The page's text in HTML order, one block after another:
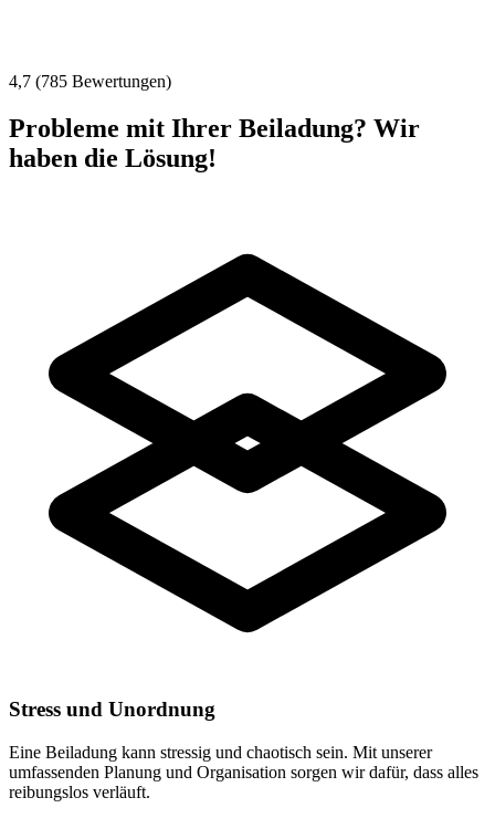
4,7 (785 Bewertungen)
Probleme mit Ihrer Beiladung? Wir
haben die Lösung!
Stress und Unordnung
Eine Beiladung kann stressig und chaotisch sein. Mit unserer
umfassenden Planung und Organisation sorgen wir dafür, dass alles
reibungslos verläuft.